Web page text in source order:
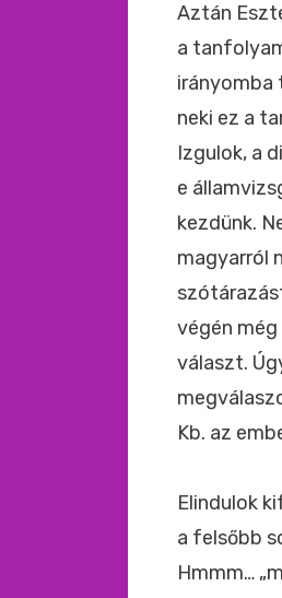
Aztán
a
irányomba
neki ez a
Izgulok, a
e
kezdünk.
magyarról
végén
választ.
Kb. az
Elindulok
a felsőbb
Hmmm…